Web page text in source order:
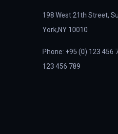
198 West 21th Street,
York,NY 10010
Phone: +95 (0) 123 456
123 456 789